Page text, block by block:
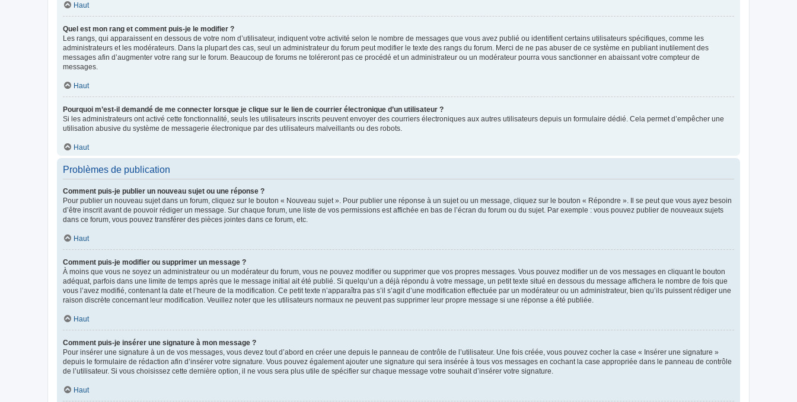
Haut
Quel est mon rang et comment puis-je le modifier ?
Les rangs, qui apparaissent en dessous de votre nom d’utilisateur, indiquent votre activité selon le nombre de messages que vous avez publié ou identifient certains utilisateurs spécifiques, comme les
administrateurs et les modérateurs. Dans la plupart des cas, seul un administrateur du forum peut modifier le texte des rangs du forum. Merci de ne pas abuser de ce système en publiant inutilement des
messages afin d’augmenter votre rang sur le forum. Beaucoup de forums ne toléreront pas ce procédé et un administrateur ou un modérateur pourra vous sanctionner en abaissant votre compteur de
messages.
Haut
Pourquoi m’est-il demandé de me connecter lorsque je clique sur le lien de courrier électronique d’un utilisateur ?
Si les administrateurs ont activé cette fonctionnalité, seuls les utilisateurs inscrits peuvent envoyer des courriers électroniques aux autres utilisateurs depuis un formulaire dédié. Cela permet d’empêcher une
utilisation abusive du système de messagerie électronique par des utilisateurs malveillants ou des robots.
Haut
Problèmes de publication
Comment puis-je publier un nouveau sujet ou une réponse ?
Pour publier un nouveau sujet dans un forum, cliquez sur le bouton « Nouveau sujet ». Pour publier une réponse à un sujet ou un message, cliquez sur le bouton « Répondre ». Il se peut que vous ayez besoin
d’être inscrit avant de pouvoir rédiger un message. Sur chaque forum, une liste de vos permissions est affichée en bas de l’écran du forum ou du sujet. Par exemple : vous pouvez publier de nouveaux sujets
dans ce forum, vous pouvez transférer des pièces jointes dans ce forum, etc.
Haut
Comment puis-je modifier ou supprimer un message ?
À moins que vous ne soyez un administrateur ou un modérateur du forum, vous ne pouvez modifier ou supprimer que vos propres messages. Vous pouvez modifier un de vos messages en cliquant le bouton
adéquat, parfois dans une limite de temps après que le message initial ait été publié. Si quelqu’un a déjà répondu à votre message, un petit texte situé en dessous du message affichera le nombre de fois que
vous l’avez modifié, contenant la date et l’heure de la modification. Ce petit texte n’apparaîtra pas s’il s’agit d’une modification effectuée par un modérateur ou un administrateur, bien qu’ils puissent rédiger une
raison discrète concernant leur modification. Veuillez noter que les utilisateurs normaux ne peuvent pas supprimer leur propre message si une réponse a été publiée.
Haut
Comment puis-je insérer une signature à mon message ?
Pour insérer une signature à un de vos messages, vous devez tout d’abord en créer une depuis le panneau de contrôle de l’utilisateur. Une fois créée, vous pouvez cocher la case « Insérer une signature »
depuis le formulaire de rédaction afin d’insérer votre signature. Vous pouvez également ajouter une signature qui sera insérée à tous vos messages en cochant la case appropriée dans le panneau de contrôle
de l’utilisateur. Si vous choisissez cette dernière option, il ne vous sera plus utile de spécifier sur chaque message votre souhait d’insérer votre signature.
Haut